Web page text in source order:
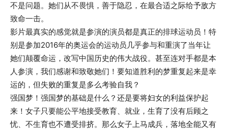
不是问题。她们从不畏惧，善于隐忍，在最合适之际给予敌方
致命一击。
影片最真实的感觉就是参演的演员都是真正的排球运动员！特
别是参加2016年的奥运会的运动员几乎参与和重演了当年让
她们颠覆命运，改写中国历史的伟大战役。甚至连对手都是本
人参演，我们感谢和致敬她们！要知道胜利的梦重复起来是幸
运的，但失败的重复是多么考验自我？
强国梦！强国梦的基础是什么？还是要将妇女的利益保护起
来！女子只要能公平地接受教育、就业，生育了没有后顾之
忧、不生育也不遭受排挤。那么女子上马成兵，落地全能又有